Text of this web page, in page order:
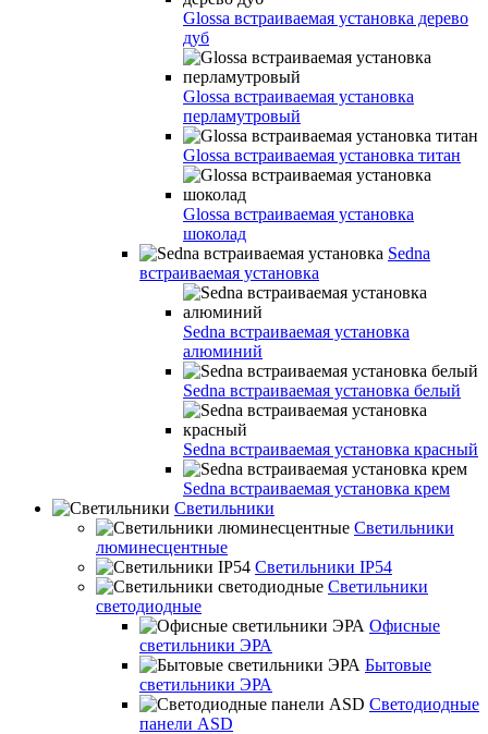
Glossa встраиваемая установка дерево
дуб
Glossa встраиваемая установка
перламутровый
Glossa встраиваемая установка титан
Glossa встраиваемая установка
шоколад
Sedna
встраиваемая установка
Sedna встраиваемая установка
алюминий
Sedna встраиваемая установка белый
Sedna встраиваемая установка красный
Sedna встраиваемая установка крем
Светильники
Светильники
люминесцентные
Светильники IP54
Светильники
светодиодные
Офисные
светильники ЭРА
Бытовые
светильники ЭРА
Светодиодные
панели ASD